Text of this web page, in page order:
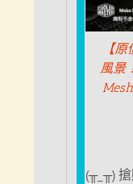
【
風景
(╥_╥)